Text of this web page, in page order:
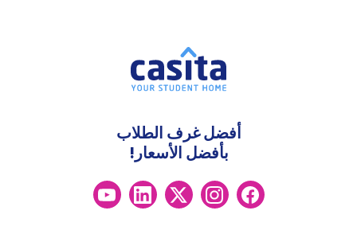
أفضل غرف الطلاب
بأفضل الأسعار!